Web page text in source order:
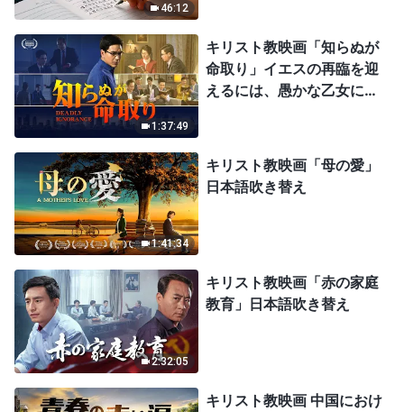
46:12
1:37:49
キリスト教映画「知らぬが
命取り」イエスの再臨を迎
えるには、愚かな乙女にな
1:41:34
キリスト教映画「母の愛」
日本語吹き替え
2:32:05
キリスト教映画「赤の家庭
教育」日本語吹き替え
キリスト教映画 中国におけ